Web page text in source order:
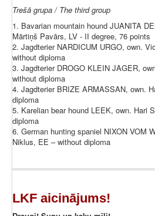
Trešā grupa / The third group
1. Bavarian mountain hound JUANITA
Mārtiņš Pavārs, LV - II degree, 76 points
2. Jagdterier NARDICUM URGO, own.
without diploma
3. Jagdterier DROGO KLEIN JAGER,
without diploma
4. Jagdterier BRIZE ARMASSAN, own.
diploma
5. Karelian bear hound LEEK, own. Hari
diploma
6. German hunting spaniel NIXON VOM
Niklus, EE – without diploma
LKF aicinājums!